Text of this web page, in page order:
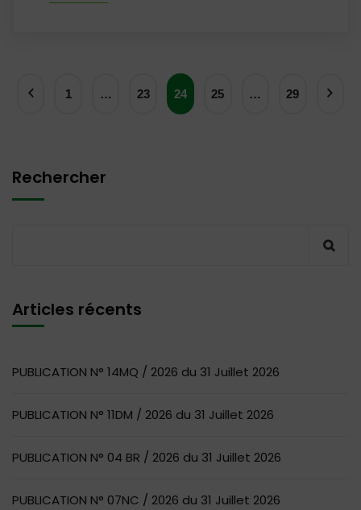
1 … 23 24 25 … 29
Rechercher
Articles récents
PUBLICATION N° 14MQ / 2026 du 31 Juillet 2026
PUBLICATION N° 11DM / 2026 du 31 Juillet 2026
PUBLICATION N° 04 BR / 2026 du 31 Juillet 2026
PUBLICATION N° 07NC / 2026 du 31 Juillet 2026